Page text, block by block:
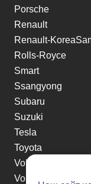
Porsche
Renault
Renault-
Rolls-Royce
Smart
Ssangyong
Subaru
Suzuki
Tesla
Toyota
Volkswagen
Volvo